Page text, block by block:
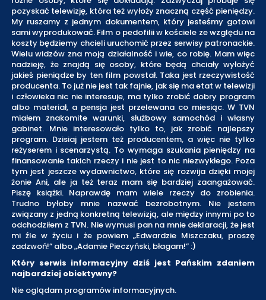
pozyskać telewizję, która też wyłoży znaczną część pieniędzy.
My ruszamy z jednym dokumentem, który jesteśmy gotowi
sami wyprodukować. Film o pedofilii w kościele ze względu na
koszty będziemy chcieli uruchomić przez serwisy patronackie.
Wielu widzów zna moją działalność i wie, co robię. Mam więc
nadzieję, że znajdą się osoby, które będą chciały wyłożyć
jakieś pieniądze by ten film powstał. Taka jest rzeczywistość
producenta. To już nie jest tak fajnie, jak się ma etat w telewizji
i człowieka nic nie interesuje, ma tylko zrobić dobry program
albo materiał, a pensja jest przelewana co miesiąc. W TVN
miałem znakomite warunki, służbowy samochód i własny
gabinet. Mnie interesowało tylko to, jak zrobić najlepszy
program. Dzisiaj jestem też producentem, a więc nie tylko
reżyserem i scenarzystą. To wymaga szukania pieniędzy na
finansowanie takich rzeczy i nie jest to nic niezwykłego. Poza
tym jest jeszcze wydawnictwo, które się rozwija dzięki mojej
żonie Ani, ale ja też teraz mam się bardziej zaangażować.
Piszę książki. Naprawdę mam wiele rzeczy do zrobienia.
Trudno byłoby mnie nazwać bezrobotnym. Nie jestem
związany z jedną konkretną telewizją, ale między innymi po to
odchodziłem z TVN. Nie wymusi pan na mnie deklaracji, że jest
mi źle w życiu i że powiem „Edwardzie Miszczaku, proszę
zadzwoń!” albo „Adamie Pieczyński, błagam!” :)
Który serwis informacyjny dziś jest Pańskim zdaniem
najbardziej obiektywny?
Nie oglądam programów informacyjnych.